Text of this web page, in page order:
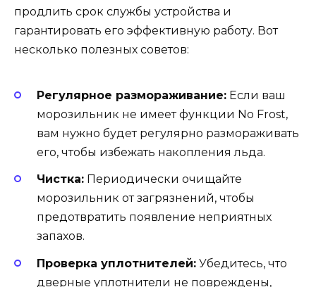
продлить срок службы устройства и
гарантировать его эффективную работу. Вот
несколько полезных советов:
Регулярное размораживание: Если ваш
морозильник не имеет функции No Frost,
вам нужно будет регулярно размораживать
его, чтобы избежать накопления льда.
Чистка: Периодически очищайте
морозильник от загрязнений, чтобы
предотвратить появление неприятных
запахов.
Проверка уплотнителей: Убедитесь, что
дверные уплотнители не повреждены,